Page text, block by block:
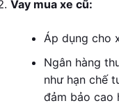
Vay mua xe cũ:
Áp dụng cho
Ngân hàng
như hạn chế
đảm bảo cao